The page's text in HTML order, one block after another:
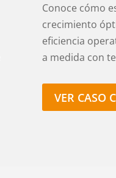
Conoce cómo
crecimiento
eficiencia
a medida con
VER CASO